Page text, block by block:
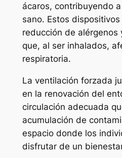
ácaros, contribuyendo
sano. Estos
reducción de alérgenos
que, al ser inhalados,
respiratoria.
La ventilación forzada
en la renovación del
circulación adecuada
acumulación de
espacio donde los
disfrutar de un